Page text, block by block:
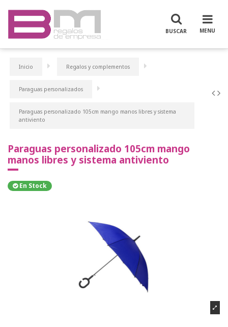
Inicio Regalos y complementos
Paraguas personalizados
Paraguas personalizado 105cm mango manos libres y sistema
antiviento
Paraguas personalizado 105cm mango
manos libres y sistema antiviento
En Stock